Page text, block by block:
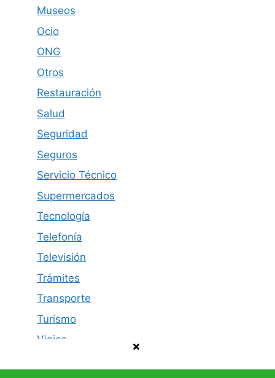
Museos
Ocio
ONG
Otros
Restauración
Salud
Seguridad
Seguros
Servicio Técnico
Supermercados
Tecnología
Telefonía
Televisión
Trámites
Transporte
Turismo
Viajes